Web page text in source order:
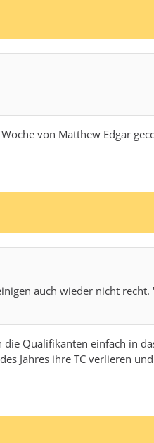
von Matthew Edgar
auch wieder nicht
Qualifikanten einfach in
Jahres ihre TC verlieren